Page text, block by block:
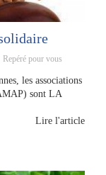
Repéré pour vous
les associations
sont LA
Lire l'article